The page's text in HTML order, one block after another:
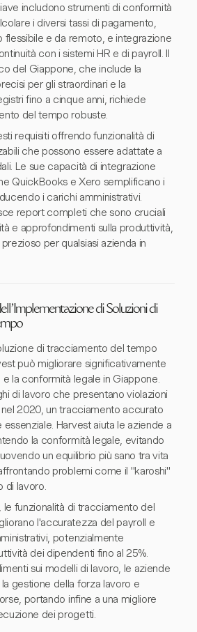
includono strumenti di conformità
i diversi tassi di pagamento,
flessibile e da remoto, e integrazione
con i sistemi HR e di payroll. Il
del Giappone, che include la
per gli straordinari e la
fino a cinque anni, richiede
del tempo robuste.
requisiti offrendo funzionalità di
che possono essere adattate a
Le sue capacità di integrazione
QuickBooks e Xero semplificano i
i carichi amministrativi.
report completi che sono cruciali
e approfondimenti sulla produttività,
per qualsiasi azienda in
di Soluzioni di
di tracciamento del tempo
può migliorare significativamente
la conformità legale in Giappone.
di lavoro che presentano violazioni
2020, un tracciamento accurato
Harvest aiuta le aziende a
la conformità legale, evitando
un equilibrio più sano tra vita
problemi come il "karoshi"
di lavoro.
le funzionalità di tracciamento del
l'accuratezza del payroll e
potenzialmente
dei dipendenti fino al 25%.
sui modelli di lavoro, le aziende
gestione della forza lavoro e
portando infine a una migliore
dei progetti.